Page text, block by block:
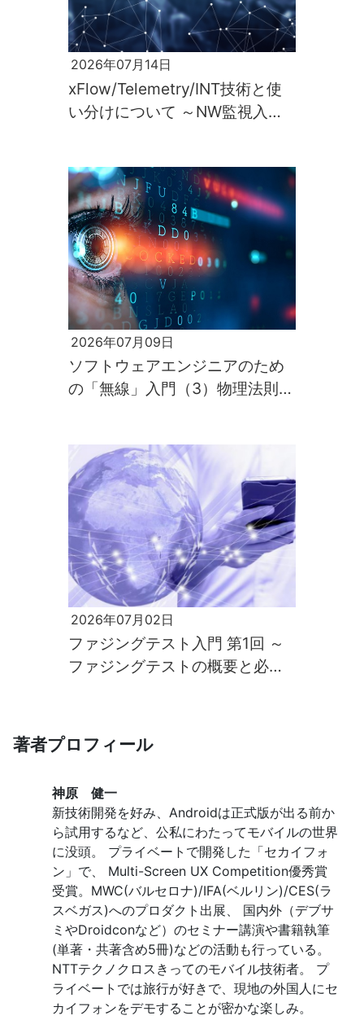
2026年07月14日
xFlow/Telemetry/INT技術と使
い分けについて ～NW監視入門
2026年07月09日
ソフトウェアエンジニアのため
の「無線」入門（3）物理法則が
2026年07月02日
ファジングテスト入門 第1回 ～
ファジングテストの概要と必要
著者プロフィール
神原 健一
新技術開発を好み、Androidは正式版が出る前か
ら試用するなど、公私にわたってモバイルの世界
に没頭。 プライベートで開発した「セカイフォ
ン」で、 Multi-Screen UX Competition優秀賞
受賞。MWC(バルセロナ)/IFA(ベルリン)/CES(ラ
スベガス)へのプロダクト出展、 国内外（デブサ
ミやDroidconなど）のセミナー講演や書籍執筆
(単著・共著含め5冊)などの活動も行っている。
NTTテクノクロスきってのモバイル技術者。 プ
ライベートでは旅行が好きで、現地の外国人にセ
カイフォンをデモすることが密かな楽しみ。